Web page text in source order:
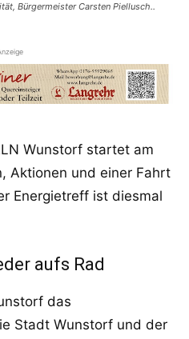
Bürgermeister Carsten Piellusch..
Wunstorf startet am
Aktionen und einer Fahrt
Energietreff ist diesmal
aufs Rad
das
Stadt Wunstorf und der